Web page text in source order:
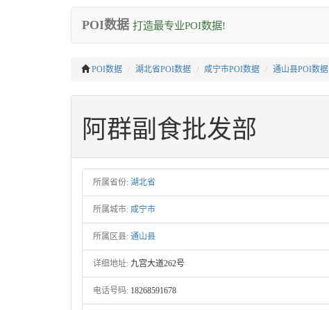
POI数据 打造最专业POI数据!
POI数据 湖北省POI数据 咸宁市POI数据 通山县POI数据
阿群副食批发部
所属省份: 湖北省
所属城市: 咸宁市
所属区县: 通山县
详细地址: 九宫大道262号
电话号码: 18268591678